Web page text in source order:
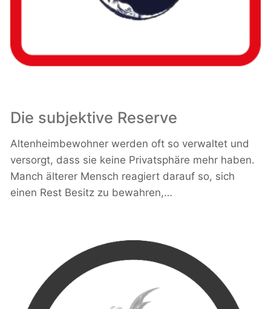
Die subjektive Reserve
Altenheimbewohner werden oft so verwaltet und
versorgt, dass sie keine Privatsphäre mehr haben.
Manch älterer Mensch reagiert darauf so, sich
einen Rest Besitz zu bewahren,…